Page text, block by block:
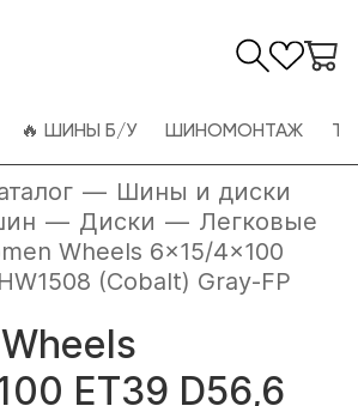
🔥 ШИНЫ Б/У ШИНОМОНТАЖ
— Шины и диски
— Диски — Легковые
Wheels 6x15/4x100
(Cobalt) Gray-FP
ET39 D56,6